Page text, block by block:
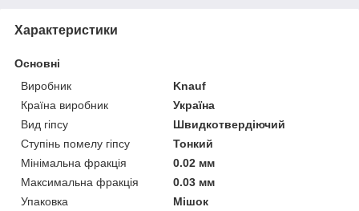
Характеристики
Основні
Виробник
Knauf
Країна виробник
Україна
Вид гіпсу
Швидкотвердіючий
Ступінь помелу гіпсу
Тонкий
Мінімальна фракція
0.02 мм
Максимальна фракція
0.03 мм
Упаковка
Мішок